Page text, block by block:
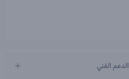
الدعم الفني